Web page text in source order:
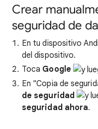
Crear
seguridad de
En tu dispositivo
del dispositivo.
Toca Google
En "Copia de
de seguridad
seguridad ahora.